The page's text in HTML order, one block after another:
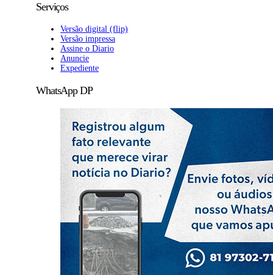
Serviços
Versão digital (flip)
Versão impressa
Assine o Diario
Anuncie
Expediente
WhatsApp DP